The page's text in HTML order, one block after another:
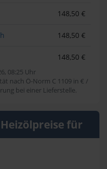
148,50 €
148,50 €
148,50 €
08:25 Uhr
nach Ö-Norm C 1109 in € /
bei einer Lieferstelle.
für